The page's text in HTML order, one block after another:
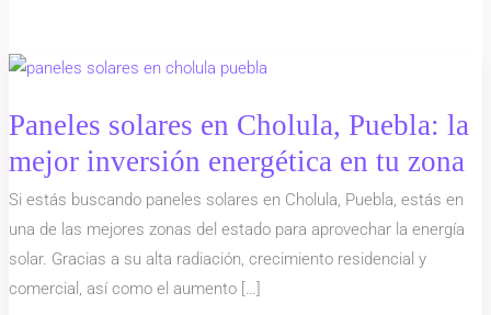
Paneles solares en Cholula, Puebla: la
mejor inversión energética en tu zona
Si estás buscando paneles solares en Cholula, Puebla, estás en
una de las mejores zonas del estado para aprovechar la energía
solar. Gracias a su alta radiación, crecimiento residencial y
comercial, así como el aumento […]
Paneles
en
Cholula,
Puebla:
energética